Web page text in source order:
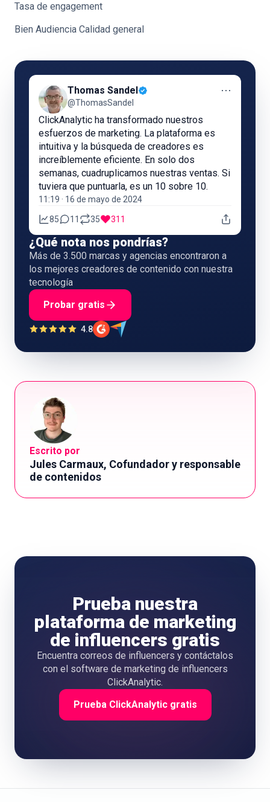
Tasa de engagement
Bien Audiencia Calidad general
Thomas Sandel
@ThomasSandel
⋯
ClickAnalytic ha transformado nuestros
esfuerzos de marketing. La plataforma es
intuitiva y la búsqueda de creadores es
increíblemente eficiente. En solo dos
semanas, cuadruplicamos nuestras ventas. Si
tuviera que puntuarla, es un 10 sobre 10.
11:19 · 16 de mayo de 2024
85 11 35 311
¿Qué nota nos pondrías?
Más de 3.500 marcas y agencias encontraron a
los mejores creadores de contenido con nuestra
tecnología
Probar gratis
4.8
Escrito por
Jules Carmaux, Cofundador y responsable
de contenidos
Prueba nuestra
plataforma de marketing
de influencers gratis
Encuentra correos de influencers y contáctalos
con el software de marketing de influencers
ClickAnalytic.
Prueba ClickAnalytic gratis